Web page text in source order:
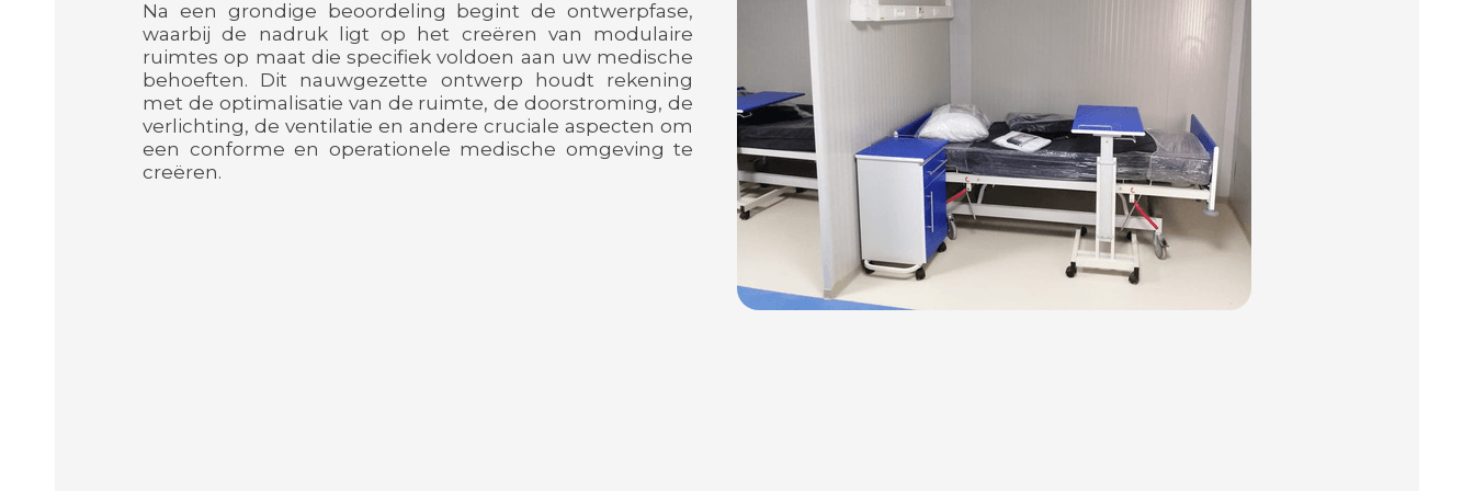
Na een grondige beoordeling begint de ontwerpfase,
waarbij de nadruk ligt op het creëren van modulaire
ruimtes op maat die specifiek voldoen aan uw medische
behoeften. Dit nauwgezette ontwerp houdt rekening
met de optimalisatie van de ruimte, de doorstroming, de
verlichting, de ventilatie en andere cruciale aspecten om
een conforme en operationele medische omgeving te
creëren.